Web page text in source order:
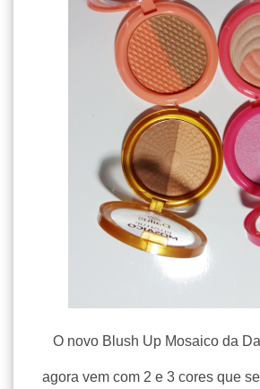
O novo Blush Up Mosaico da
agora vem com 2 e 3 cores que